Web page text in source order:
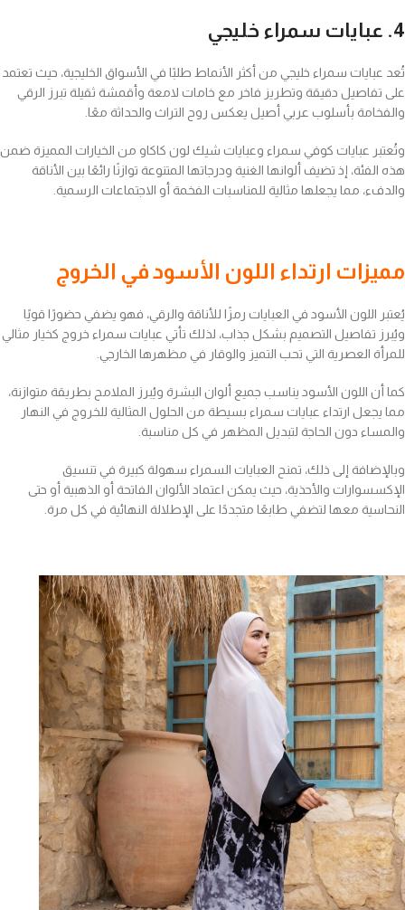
4. عبايات سمراء خليجي
تُعد عبايات سمراء خليجي من أكثر الأنماط طلبًا في الأسواق الخليجية، حيث تعتمد
على تفاصيل دقيقة وتطريز فاخر مع خامات لامعة وأقمشة ثقيلة تبرز الرقي
والفخامة بأسلوب عربي أصيل يعكس روح التراث والحداثة معًا.
وتُعتبر عبايات كوفي سمراء وعبايات شيك لون كاكاو من الخيارات المميزة ضمن
هذه الفئة، إذ تضيف ألوانها الغنية ودرجاتها المتنوعة توازنًا رائعًا بين الأناقة
والدفء، مما يجعلها مثالية للمناسبات الفخمة أو الاجتماعات الرسمية.
مميزات ارتداء اللون الأسود في الخروج
يُعتبر اللون الأسود في العبايات رمزًا للأناقة والرقي، فهو يضفي حضورًا قويًا
ويُبرز تفاصيل التصميم بشكل جذاب، لذلك تأتي عبايات سمراء خروج كخيار مثالي
للمرأة العصرية التي تحب التميز والوقار في مظهرها الخارجي.
كما أن اللون الأسود يناسب جميع ألوان البشرة ويُبرز الملامح بطريقة متوازنة،
مما يجعل ارتداء عبايات سمراء بسيطة من الحلول المثالية للخروج في النهار
والمساء دون الحاجة لتبديل المظهر في كل مناسبة.
وبالإضافة إلى ذلك، تمنح العبايات السمراء سهولة كبيرة في تنسيق
الإكسسوارات والأحذية، حيث يمكن اعتماد الألوان الفاتحة أو الذهبية أو حتى
النحاسية معها لتضفي طابعًا متجددًا على الإطلالة النهائية في كل مرة.